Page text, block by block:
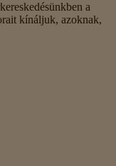
a
kínáljuk, azoknak,